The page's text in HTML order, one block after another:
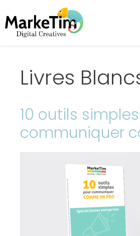
Livres
10 outils
communiquer